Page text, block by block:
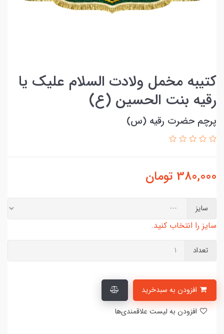
کتیبه مخمل ولادت السلام علیک یا
رقیه بنت الحسین (ع)
پرچم حضرت رقیه (س)
380,000 تومان
سایز
سایز را انتخاب کنید.
تعداد